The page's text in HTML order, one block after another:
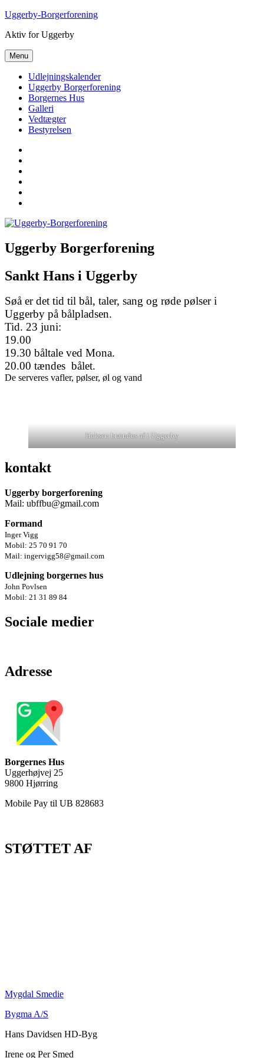
Videre
indhold
Uggerby-Borgerforening
Aktiv for Uggerby
Menu
Udlejningskalender
Uggerby Borgerforening
Borgernes Hus
Galleri
Vedtægter
Bestyrelsen
Uggerby Borgerforening
Sankt Hans i Uggerby
Søå er det tid til bål, taler, sang og røde pølser i
Uggerby på bålpladsen.
Tid. 23 juni:
19.00
19.30 båltale ved Mona.
20.00 tændes bålet.
De serveres vafler, pølser, øl og vand
Heksen brændes af i Uggerby
kontakt
Uggerby borgerforening
Mail: ubffbu@gmail.com
Formand
Inger Vigg
Mobil: 25 70 91 70
Mail: ingervigg58@gmail.com
Udlejning borgernes hus
John Povlsen
Mobil: 21 31 89 84
Sociale medier
Adresse
Borgernes Hus
Uggerhøjvej 25
9800 Hjørring
Mobile Pay til UB 828683
STØTTET AF
Mygdal Smedie
Bygma A/S
Hans Davidsen HD-Byg
Irene og Per Smed